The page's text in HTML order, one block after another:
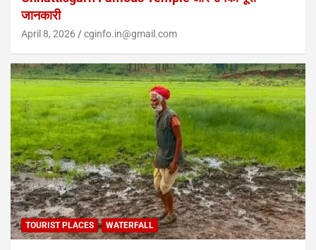
जानकारी
April 8, 2026 cginfo.in@gmail.com
TOURIST PLACES WATERFALL